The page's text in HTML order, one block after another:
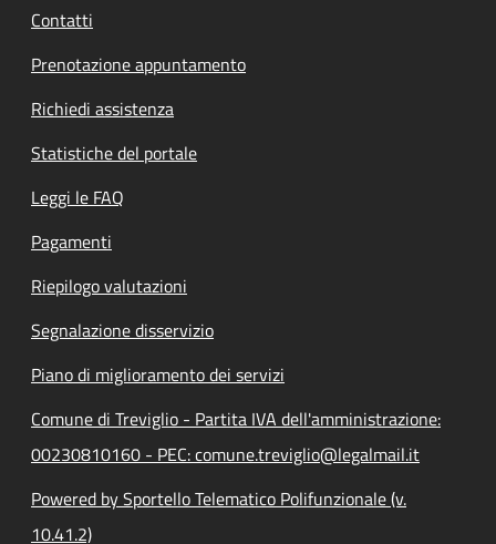
Contatti
Prenotazione appuntamento
Richiedi assistenza
Statistiche del portale
Leggi le FAQ
Pagamenti
Riepilogo valutazioni
Segnalazione disservizio
Piano di miglioramento dei servizi
Comune di Treviglio - Partita IVA dell'amministrazione:
00230810160 - PEC: comune.treviglio@legalmail.it
Powered by Sportello Telematico Polifunzionale (v.
10.41.2)